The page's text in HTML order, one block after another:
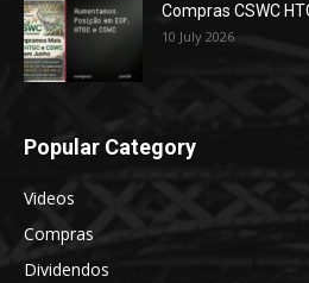
Compras CSWC
10 July 2026
Popular Category
Videos
Compras
Dividendos